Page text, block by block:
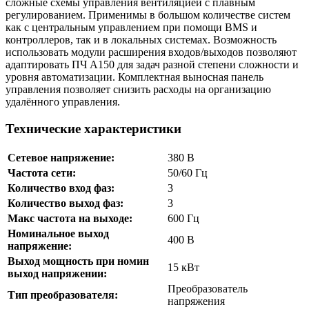
сложные схемы управления вентиляцией с плавным
регулированием. Применимы в большом количестве систем
как с центральным управлением при помощи BMS и
контроллеров, так и в локальных системах. Возможность
использовать модули расширения входов/выходов позволяют
адаптировать ПЧ А150 для задач разной степени сложности и
уровня автоматизации. Комплектная выносная панель
управления позволяет снизить расходы на организацию
удалённого управления.
Технические характеристики
Сетевое напряжение:
380 В
Частота сети:
50/60 Гц
Количество вход фаз:
3
Количество выход фаз:
3
Макс частота на выходе:
600 Гц
Номинальное выход
напряжение:
400 В
Выход мощность при номин
выход напряжении:
15 кВт
Тип преобразователя:
Преобразователь
напряжения